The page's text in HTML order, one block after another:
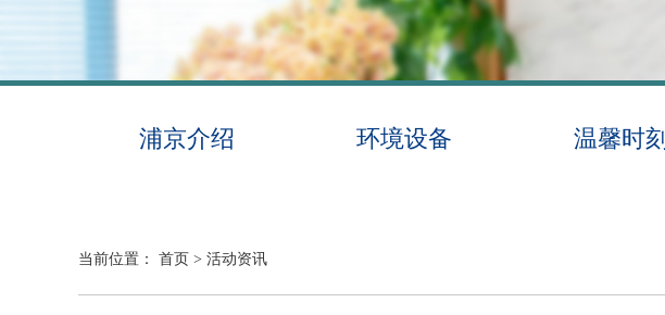
浦京介绍 环境设备 温馨时刻
当前位置： 首页 > 活动资讯